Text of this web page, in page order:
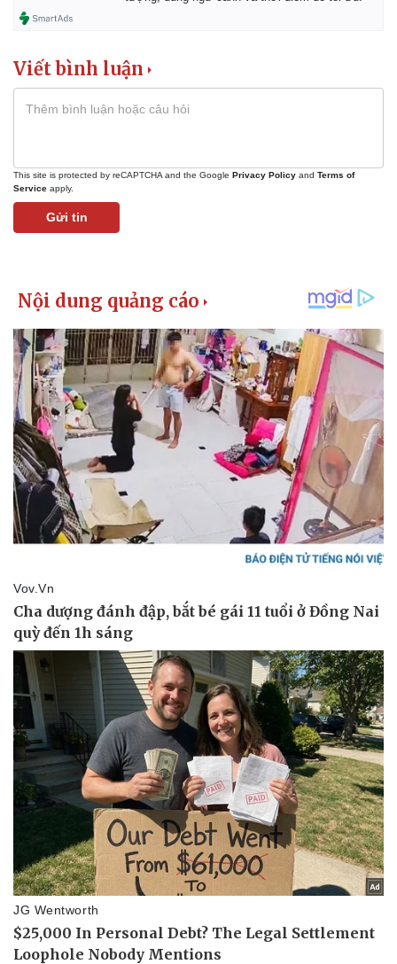
Pháp luật
Vụ án
Tin nóng
Tư vấn luật
Quân sự - Quốc phòng
Vũ khí
Việt Nam
Phân tích
Viết bình luận
This site is protected by reCAPTCHA and the Google Privacy Policy and Terms of
Service apply.
Gửi tin